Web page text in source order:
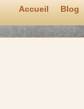
Accueil Blog